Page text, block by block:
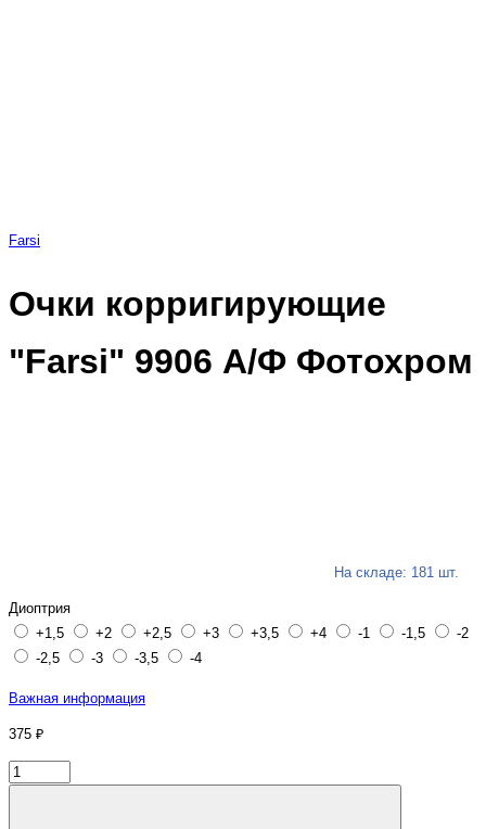
Farsi
Очки корригирующие
"Farsi" 9906 А/Ф Фотохром
На складе: 181 шт.
Диоптрия
+1,5
+2 +2,5 +3 +3,5 +4 -1 -1,5
-2
-2,5
-3 -3,5 -4
Важная информация
375 ₽